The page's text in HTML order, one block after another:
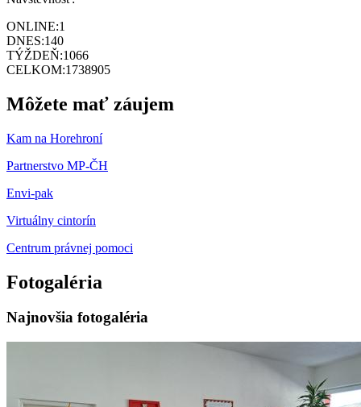
ONLINE:1
DNES:140
TÝŽDEŇ:1066
CELKOM:1738905
Môžete mať záujem
Kam na Horehroní
Partnerstvo MP-ČH
Envi-pak
Virtuálny cintorín
Centrum právnej pomoci
Fotogaléria
Najnovšia fotogaléria